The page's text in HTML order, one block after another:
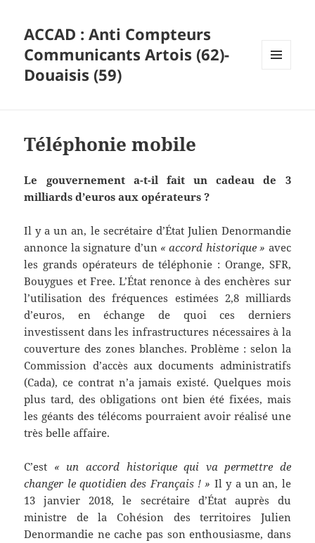
ACCAD : Anti Compteurs
Communicants Artois (62)-
Douaisis (59)
Téléphonie mobile
Le gouvernement a-t-il fait un cadeau de 3
milliards d’euros aux opérateurs ?
Il y a un an, le secrétaire d’État Julien Denormandie
annonce la signature d’un « accord historique » avec
les grands opérateurs de téléphonie : Orange, SFR,
Bouygues et Free. L’État renonce à des enchères sur
l’utilisation des fréquences estimées 2,8 milliards
d’euros, en échange de quoi ces derniers
investissent dans les infrastructures nécessaires à la
couverture des zones blanches. Problème : selon la
Commission d’accès aux documents administratifs
(Cada), ce contrat n’a jamais existé. Quelques mois
plus tard, des obligations ont bien été fixées, mais
les géants des télécoms pourraient avoir réalisé une
très belle affaire.
C’est « un accord historique qui va permettre de
changer le quotidien des Français ! » Il y a un an, le
13 janvier 2018, le secrétaire d’État auprès du
ministre de la Cohésion des territoires Julien
Denormandie ne cache pas son enthousiasme, dans